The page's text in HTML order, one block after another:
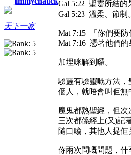
天下一家
Gal 5:22 聖靈所結
Gal 5:23 溫柔、節
Mat 7:15 「你們要
Mat 7:16 憑著他們
加埋咪解到囉。
驗靈有驗靈嘅方法，
個人，就唔會叫佢無
魔鬼都熟聖經，但
三次都係經上(又)記
隨口噏，其他人提
你兩次問嘅問題，什